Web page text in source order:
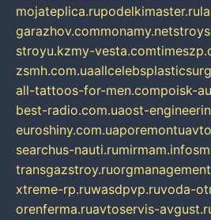
mojateplica.rupodelkimaster.ru
garazhov.commonamy.net
stroyu.kzmy-vesta.com
zsmh.com.ua
all-tattoos-for-men.compoisk-
best-radio.com.uaost-
euroshiny.com.ua
searchus-nauti.rumirmam.info
transgazstroy.ru
xtreme-rp.ruwasdpvp.ruvoda-
orenferma.ruavtoservis-